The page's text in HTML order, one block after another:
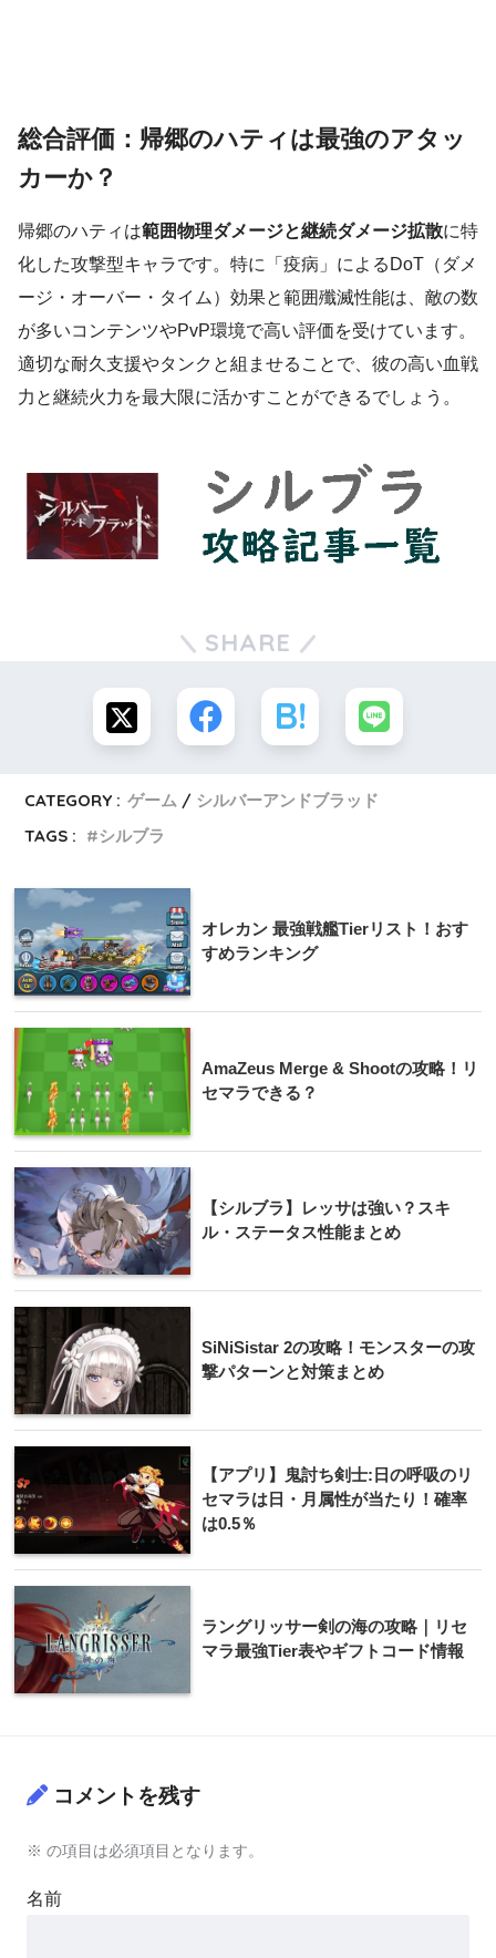
総合評価：帰郷のハティは最強のアタッ
カーか？
帰郷のハティは範囲物理ダメージと継続ダメージ拡散に特
化した攻撃型キャラです。特に「疫病」によるDoT（ダメ
ージ・オーバー・タイム）効果と範囲殲滅性能は、敵の数
が多いコンテンツやPvP環境で高い評価を受けています。
適切な耐久支援やタンクと組ませることで、彼の高い血戦
力と継続火力を最大限に活かすことができるでしょう。
SHARE
CATEGORY : ゲーム
シルバーアンドブラッド
TAGS :
シルブラ
オレカン 最強戦艦Tierリスト！おす
すめランキング
AmaZeus Merge & Shootの攻略！リ
セマラできる？
【シルブラ】レッサは強い？スキ
ル・ステータス性能まとめ
SiNiSistar 2の攻略！モンスターの攻
撃パターンと対策まとめ
【アプリ】鬼討ち剣士:日の呼吸のリ
セマラは日・月属性が当たり！確率
は0.5％
ラングリッサー剣の海の攻略｜リセ
マラ最強Tier表やギフトコード情報
コメントを残す
※ の項目は必須項目となります。
名前